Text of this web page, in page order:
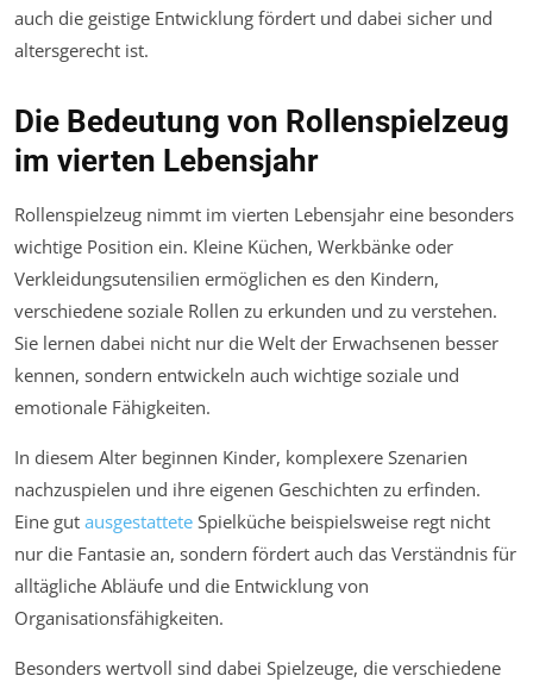
auch die geistige Entwicklung fördert und dabei sicher und
altersgerecht ist.
Die Bedeutung von Rollenspielzeug
im vierten Lebensjahr
Rollenspielzeug nimmt im vierten Lebensjahr eine besonders
wichtige Position ein. Kleine Küchen, Werkbänke oder
Verkleidungsutensilien ermöglichen es den Kindern,
verschiedene soziale Rollen zu erkunden und zu verstehen.
Sie lernen dabei nicht nur die Welt der Erwachsenen besser
kennen, sondern entwickeln auch wichtige soziale und
emotionale Fähigkeiten.
In diesem Alter beginnen Kinder, komplexere Szenarien
nachzuspielen und ihre eigenen Geschichten zu erfinden.
Eine gut ausgestattete Spielküche beispielsweise regt nicht
nur die Fantasie an, sondern fördert auch das Verständnis für
alltägliche Abläufe und die Entwicklung von
Organisationsfähigkeiten.
Besonders wertvoll sind dabei Spielzeuge, die verschiedene